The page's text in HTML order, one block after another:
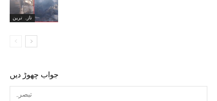
تازہ ترین
جواب چھوڑ دیں